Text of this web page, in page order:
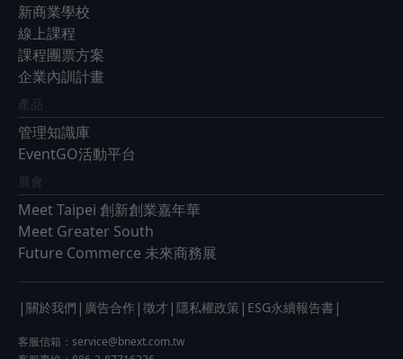
新商業學校
線上課程
課程團票方案
企業內訓計畫
產品
管理知識庫
EventGO活動平台
展會
Meet Taipei 創新創業嘉年華
Meet Greater South
Future Commerce 未來商務展
| 關於我們 | 廣告合作 | 徵才 | 隱私權政策 | ESG永續報告書 |
客服信箱： service@bnext.com.tw